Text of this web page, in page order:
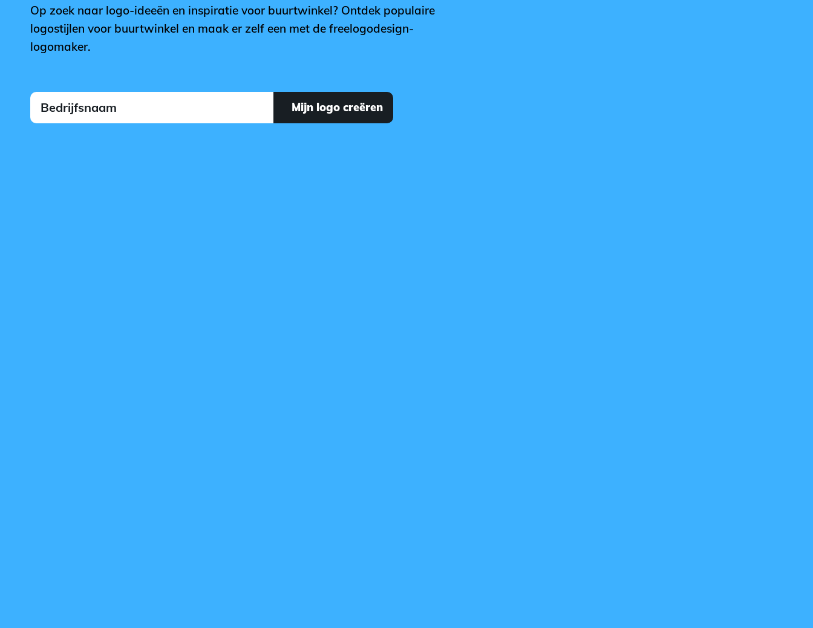
Op zoek naar logo-ideeën en inspiratie voor buurtwinkel? Ontdek populaire
logostijlen voor buurtwinkel en maak er zelf een met de freelogodesign-
logomaker.
Mijn logo creëren